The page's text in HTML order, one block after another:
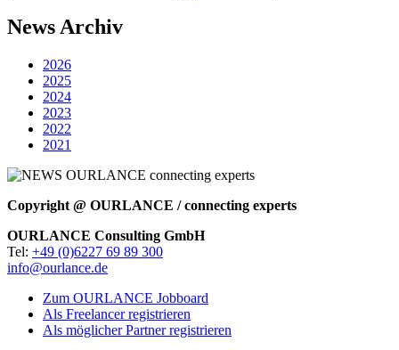
News Archiv
2026
2025
2024
2023
2022
2021
Copyright @ OURLANCE / connecting experts
OURLANCE Consulting GmbH
Tel: +49 (0)6227 69 89 300
info@ourlance.de
Zum OURLANCE Jobboard
Als Freelancer registrieren
Als möglicher Partner registrieren